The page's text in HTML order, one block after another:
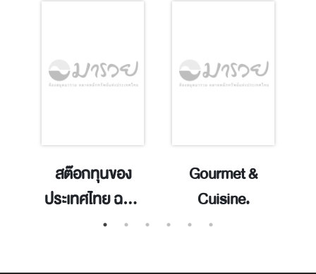
สต๊อกทุนของ
ประเทศไทย ฉบับ
พ.ศ. 2566 =
Gourmet &
Cuisine.